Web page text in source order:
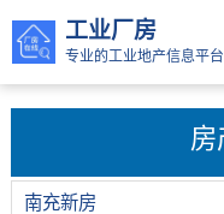
工业厂房
专业的工业地产信息平台
房
南充新房